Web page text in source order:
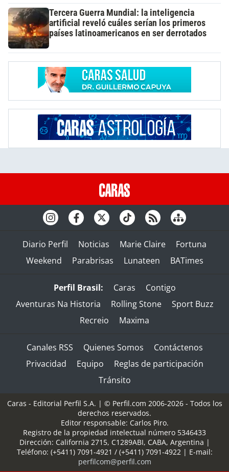
Tercera Guerra Mundial: la inteligencia
artificial reveló cuáles serían los primeros
países latinoamericanos en ser derrotados
Diario Perfil Noticias Marie Claire
Fortuna
Weekend
Parabrisas Lunateen BATimes
Perfil Brasil: Caras
Contigo
Aventuras Na Historia
Rolling Stone
Sport Buzz
Recreio
Maxima
Canales RSS Quienes Somos
Contáctenos
Privacidad
Equipo
Reglas de participación
Tránsito
Caras - Editorial Perfil S.A. | © Perfil.com 2006-2026 - Todos los
derechos reservados.
Editor responsable: Carlos Piro.
Registro de la propiedad intelectual número 5346433
Dirección: California 2715, C1289ABI, CABA, Argentina |
Teléfono: (+5411) 7091-4921 / (+5411) 7091-4922| E-mail:
perfilcom@perfil.com